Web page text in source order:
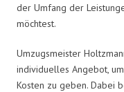
der Umfang der
möchtest.
Umzugsmeister
individuelles Angebot,
Kosten zu geben. Dabei